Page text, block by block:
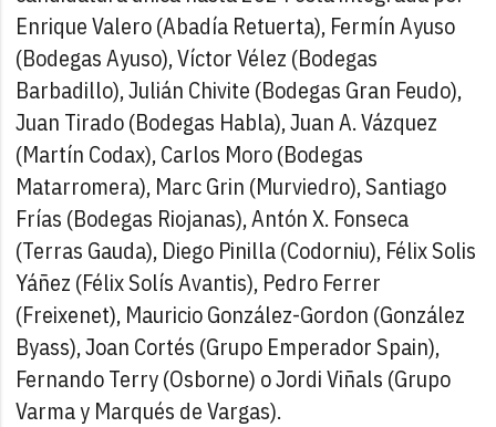
Enrique Valero (Abadía Retuerta), Fermín Ayuso
(Bodegas Ayuso), Víctor Vélez (Bodegas
Barbadillo), Julián Chivite (Bodegas Gran Feudo),
Juan Tirado (Bodegas Habla), Juan A. Vázquez
(Martín Codax), Carlos Moro (Bodegas
Matarromera), Marc Grin (Murviedro), Santiago
Frías (Bodegas Riojanas), Antón X. Fonseca
(Terras Gauda), Diego Pinilla (Codorniu), Félix Solis
Yáñez (Félix Solís Avantis), Pedro Ferrer
(Freixenet), Mauricio González-Gordon (González
Byass), Joan Cortés (Grupo Emperador Spain),
Fernando Terry (Osborne) o Jordi Viñals (Grupo
Varma y Marqués de Vargas).